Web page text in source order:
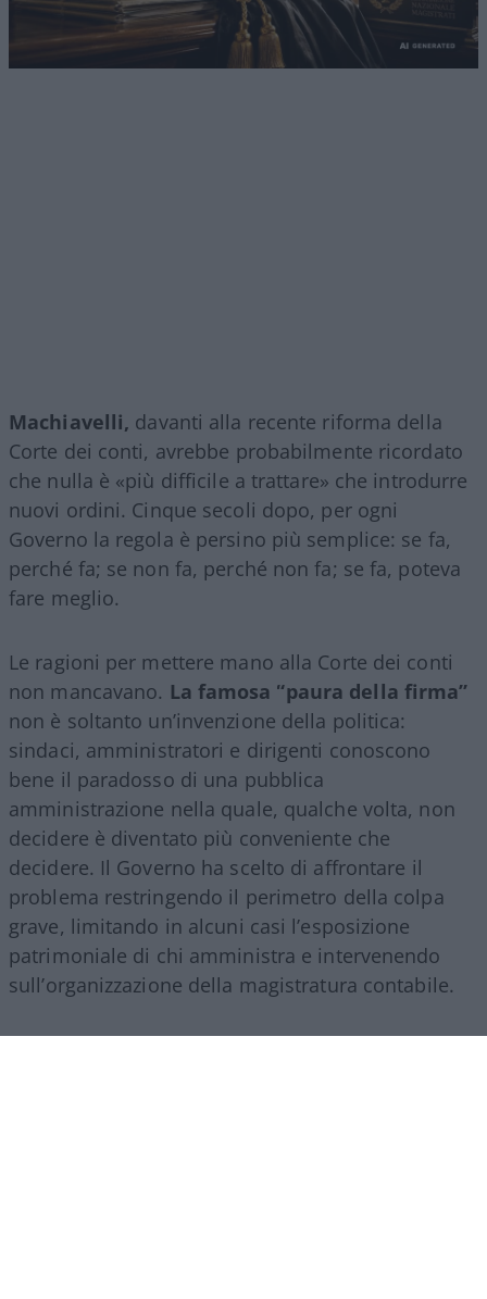
Machiavelli, davanti alla recente riforma della
Corte dei conti, avrebbe probabilmente ricordato
che nulla è «più difficile a trattare» che introdurre
nuovi ordini. Cinque secoli dopo, per ogni
Governo la regola è persino più semplice: se fa,
perché fa; se non fa, perché non fa; se fa, poteva
fare meglio.
Le ragioni per mettere mano alla Corte dei conti
non mancavano. La famosa “paura della firma”
non è soltanto un’invenzione della politica:
sindaci, amministratori e dirigenti conoscono
bene il paradosso di una pubblica
amministrazione nella quale, qualche volta, non
decidere è diventato più conveniente che
decidere. Il Governo ha scelto di affrontare il
problema restringendo il perimetro della colpa
grave, limitando in alcuni casi l’esposizione
patrimoniale di chi amministra e intervenendo
sull’organizzazione della magistratura contabile.